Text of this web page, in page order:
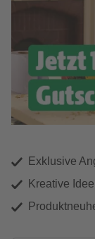
Exklusive
Kreative